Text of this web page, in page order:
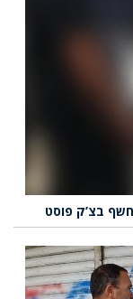
בצ’ק פוסט